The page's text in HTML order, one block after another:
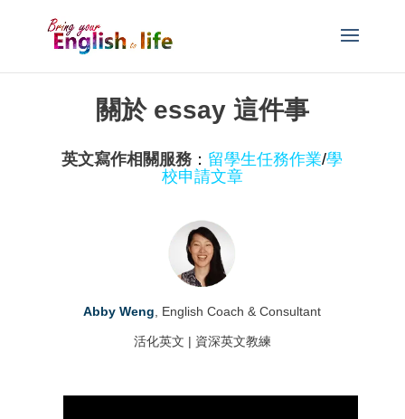
關於 essay 這件事
英文寫作相關服務 ： 留學生任務作業/學
校申請文章
Abby Weng , English Coach & Consultant
活化英文 | 資深英文教練